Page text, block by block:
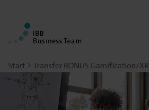
Start Transfer BONUS Gamification/XR